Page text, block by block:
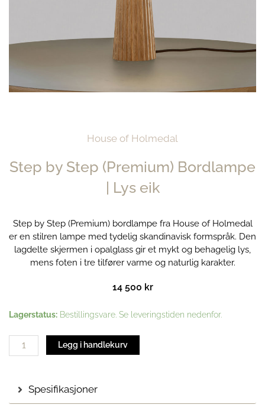
House of Holmedal
Step by Step (Premium) Bordlampe
| Lys eik
Step by Step (Premium) bordlampe fra House of Holmedal
er en stilren lampe med tydelig skandinavisk formspråk. Den
lagdelte skjermen i opalglass gir et mykt og behagelig lys,
mens foten i tre tilfører varme og naturlig karakter.
14 500 kr
Lagerstatus: Bestillingsvare. Se leveringstiden nedenfor.
Step
(Premium)
Lys
eik
Legg i handlekurv
Spesifikasjoner